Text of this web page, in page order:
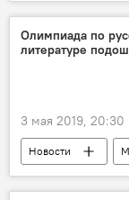
Олимпиада по
литературе
3 мая 2019, 20:30
Новости
ЖИЗНЬ